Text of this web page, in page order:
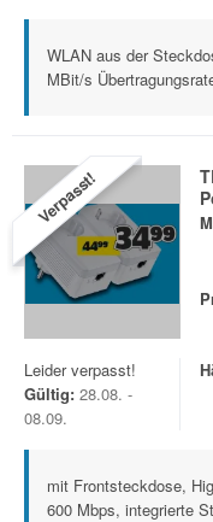
WLAN aus der
MBit/s
Verpasst!
Leider verpasst!
Gültig: 28.08. -
08.09.
mit Frontsteckdose,
600 Mbps, integrierte